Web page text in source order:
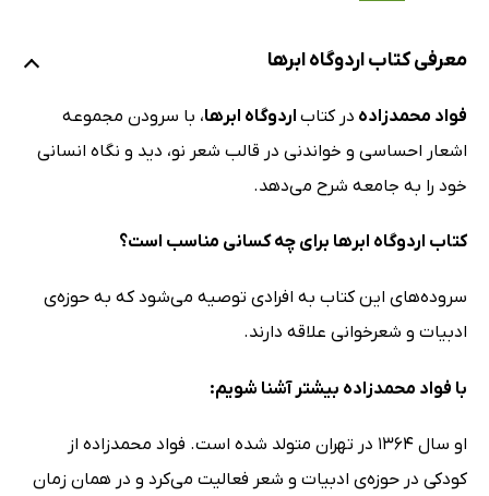
معرفی کتاب اردوگاه ابرها
فواد محمدزاده در کتاب اردوگاه ابرها، با سرودن مجموعه
اشعار احساسی و خواندنی در قالب شعر نو، دید و نگاه انسانی
خود را به جامعه شرح می‌دهد.
کتاب اردوگاه ابرها برای چه کسانی مناسب است؟
سروده‌های این کتاب به افرادی توصیه می‌شود که به حوزه‌ی
ادبیات و شعرخوانی علاقه دارند.
با فواد محمدزاده بیشتر آشنا شویم:
او سال 1364 در تهران متولد شده است. فواد محمدزاده از
کودکی در حوزه‌ی ادبیات و شعر فعالیت می‌کرد و در همان زمان